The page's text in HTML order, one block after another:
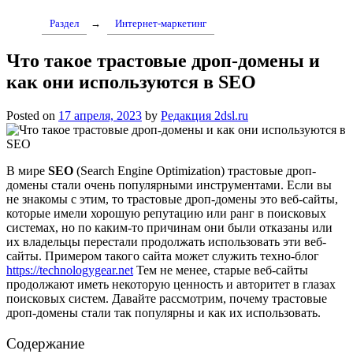
Раздел → Интернет-маркетинг
Что такое трастовые дроп-домены и
как они используются в SEO
Posted on 17 апреля, 2023 by Редакция 2dsl.ru
В мире SEO (Search Engine Optimization) трастовые дроп-
домены стали очень популярными инструментами. Если вы
не знакомы с этим, то трастовые дроп-домены это веб-сайты,
которые имели хорошую репутацию или ранг в поисковых
системах, но по каким-то причинам они были отказаны или
их владельцы перестали продолжать использовать эти веб-
сайты. Примером такого сайта может служить техно-блог
https://technologygear.net Тем не менее, старые веб-сайты
продолжают иметь некоторую ценность и авторитет в глазах
поисковых систем. Давайте рассмотрим, почему трастовые
дроп-домены стали так популярны и как их использовать.
Содержание